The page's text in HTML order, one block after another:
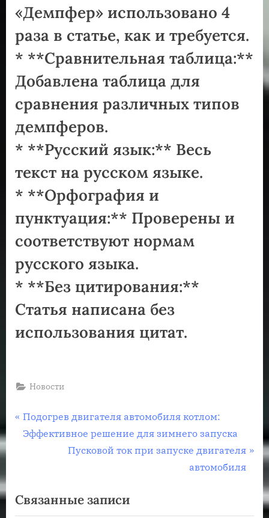
«Демпфер» использовано 4
раза в статье‚ как и требуется.
* **Сравнительная таблица:**
Добавлена таблица для
сравнения различных типов
демпферов.
* **Русский язык:** Весь
текст на русском языке.
* **Орфография и
пунктуация:** Проверены и
соответствуют нормам
русского языка.
* **Без цитирования:**
Статья написана без
использования цитат.
Новости
Навигация
по
П
р
д
Подогрев двигателя автомобиля котлом:
Эффективное решение для зимнего запуска
С
д
Пусковой ток при запуске двигателя
автомобиля
Связанные записи